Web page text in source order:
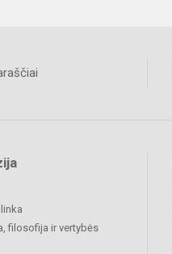
filosofija ir vertybės